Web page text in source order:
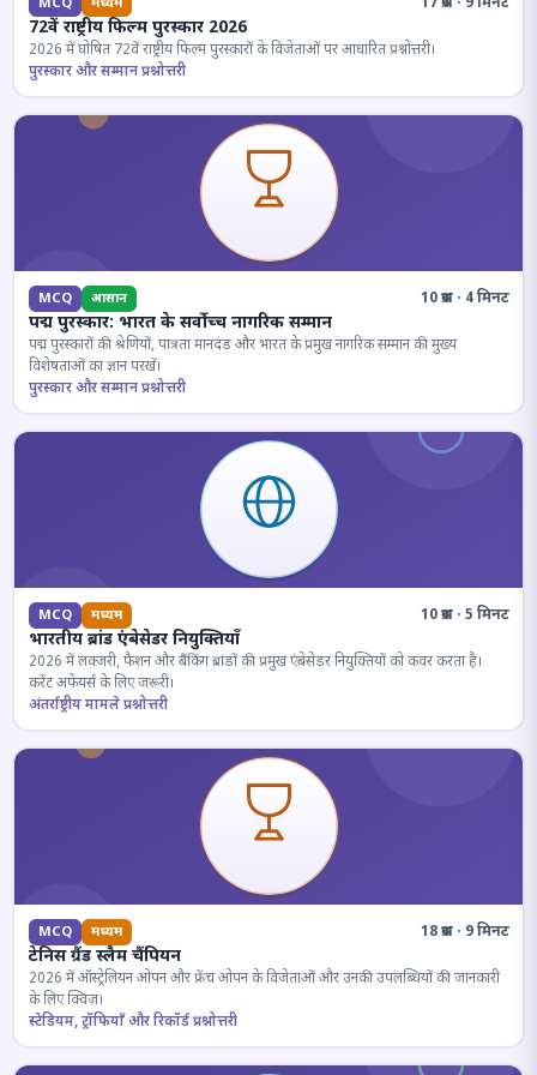
72वें राष्ट्रीय फिल्म पुरस्कार 2026
2026 में घोषित 72वें राष्ट्रीय फिल्म पुरस्कारों के विजेताओं पर आधारित प्रश्नोत्तरी।
पुरस्कार और सम्मान प्रश्नोत्तरी
MCQ आसान 10 प्रश्न · 4 मिनट
पद्म पुरस्कार: भारत के सर्वोच्च नागरिक सम्मान
पद्म पुरस्कारों की श्रेणियों, पात्रता मानदंड और भारत के प्रमुख नागरिक सम्मान की मुख्य
विशेषताओं का ज्ञान परखें।
पुरस्कार और सम्मान प्रश्नोत्तरी
MCQ मध्यम 10 प्रश्न · 5 मिनट
भारतीय ब्रांड एंबेसेडर नियुक्तियाँ
2026 में लक्जरी, फैशन और बैंकिंग ब्रांडों की प्रमुख एंबेसेडर नियुक्तियों को कवर करता है।
करेंट अफेयर्स के लिए जरूरी।
अंतर्राष्ट्रीय मामले प्रश्नोत्तरी
MCQ मध्यम 18 प्रश्न · 9 मिनट
टेनिस ग्रैंड स्लैम चैंपियन
2026 में ऑस्ट्रेलियन ओपन और फ्रेंच ओपन के विजेताओं और उनकी उपलब्धियों की जानकारी
के लिए क्विज़।
स्टेडियम, ट्रॉफियाँ और रिकॉर्ड प्रश्नोत्तरी